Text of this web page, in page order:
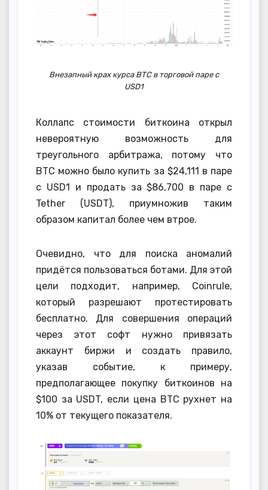
Внезапный крах курса BTC в торговой паре с
USD1
Коллапс стоимости биткоина открыл
невероятную возможность для
треугольного арбитража, потому что
BTC можно было купить за $24,111 в паре
с USD1 и продать за $86,700 в паре с
Tether (USDT), приумножив таким
образом капитал более чем втрое.
Очевидно, что для поиска аномалий
придётся пользоваться ботами. Для этой
цели подходит, например, Coinrule,
который разрешают протестировать
бесплатно. Для совершения операций
через этот софт нужно привязать
аккаунт биржи и создать правило,
указав событие, к примеру,
предполагающее покупку биткоинов на
$100 за USDT, если цена BTC рухнет на
10% от текущего показателя.